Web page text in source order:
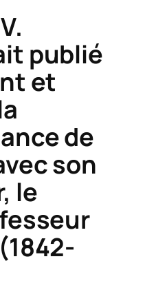
publié
et
de
son
le